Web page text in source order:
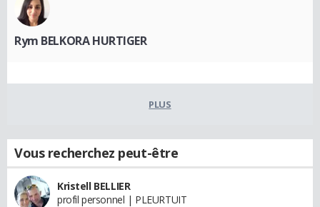
Rym BELKORA HURTIGER
PLUS
Vous recherchez peut-être
Kristell BELLIER
profil personnel | PLEURTUIT